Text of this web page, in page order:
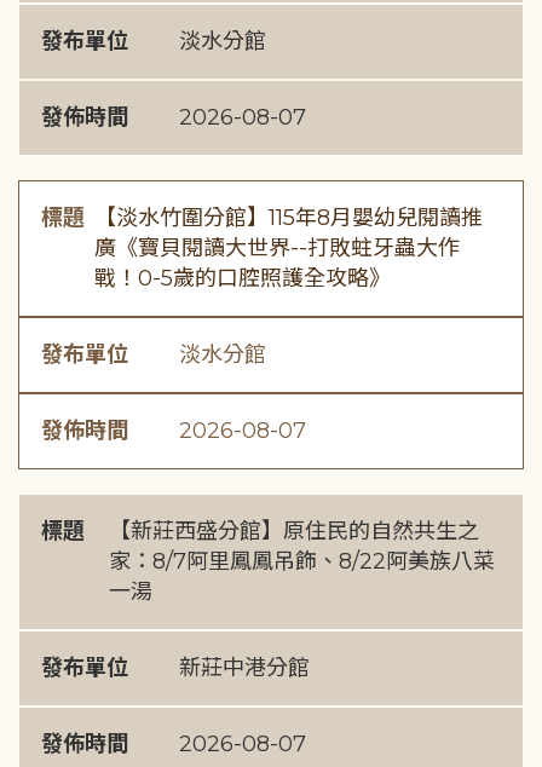
發布單位 淡水分館
發佈時間 2026-08-07
標題
【淡水竹圍分館】115年8月嬰幼兒閱讀推
廣《寶貝閱讀大世界--打敗蛀牙蟲大作
戰！0-5歲的口腔照護全攻略》
發布單位 淡水分館
發佈時間 2026-08-07
標題
【新莊西盛分館】原住民的自然共生之
家：8/7阿里鳳鳳吊飾、8/22阿美族八菜
一湯
發布單位 新莊中港分館
發佈時間 2026-08-07